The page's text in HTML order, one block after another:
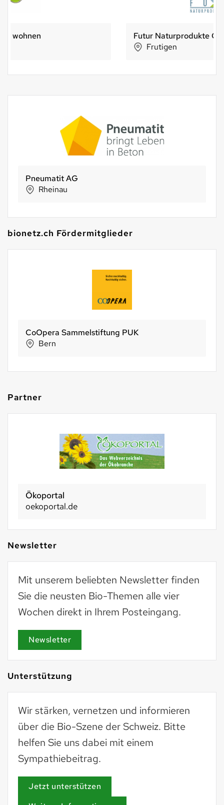
Futur Naturprodukte GmbH
KöniGnuss
Köniz
bionetz.ch Fördermitglieder
Phag GmbH
Walchwil
Partner
Ökoportal
oekoportal.de
Newsletter
Mit unserem beliebten Newsletter finden
Sie die neusten Bio-Themen alle vier
Wochen direkt in Ihrem Posteingang.
Newsletter
Unterstützung
Wir stärken, vernetzen und informieren
über die Bio-Szene der Schweiz. Bitte
helfen Sie uns dabei mit einem
Sympathiebeitrag.
Jetzt unterstützen